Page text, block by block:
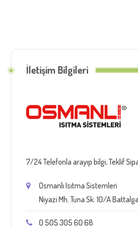
İletişim Bilgileri
7/24 Telefonla arayıp bilgi, Teklif
Osmanlı Isıtma Sistemleri
Niyazi Mh. Tuna Sk. 10/A
0 505 305 60 68